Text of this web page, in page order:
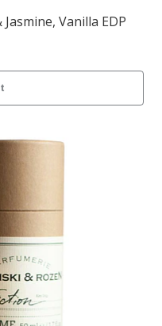
Vanilla EDP